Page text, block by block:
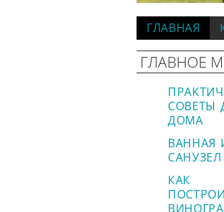
ГЛАВНАЯ
ГЛАВНОЕ
СОВЕТЫ
ДОМА
ВАННАЯ
САНУЗЕЛ
КАК